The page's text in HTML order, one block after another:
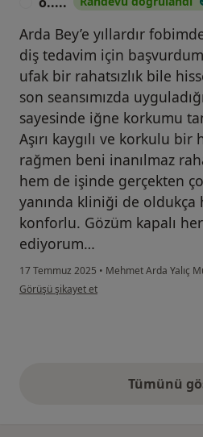
Arda Bey’e yıllardır
diş tedavim için
ufak bir rahatsızlık bile
son seansımızda
sayesinde iğne korkumu
Aşırı kaygılı ve korkulu
rağmen beni inanılmaz
hem de işinde gerçekten
yanında kliniği de oldukça
konforlu. Gözüm kapalı
ediyorum…
17 Temmuz 2025 • Mehmet Arda Yalıç
kullanıcının görüşüne göre o.....
Görüşü şikayet et
Tümünü